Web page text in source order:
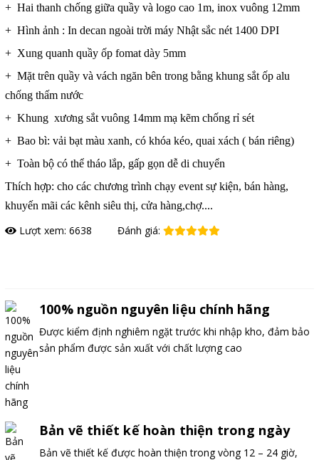
+ Hai thanh chống giữa quầy và logo cao 1m, inox vuông 12mm
+ Hình ảnh : In decan ngoài trời máy Nhật sắc nét 1400 DPI
+ Xung quanh quầy ốp fomat dày 5mm
+ Mặt trên quầy và vách ngăn bên trong bằng khung sắt ốp alu
chống thấm nước
+ Khung xương sắt vuông 14mm mạ kẽm chống rỉ sét
+ Bao bì: vải bạt màu xanh, có khóa kéo, quai xách ( bán riêng)
+ Toàn bộ có thể tháo lắp, gấp gọn dễ di chuyển
Thích hợp: cho các chương trình chạy event sự kiện, bán hàng,
khuyến mãi các kênh siêu thị, cửa hàng,chợ....
Lượt xem: 6638 Đánh giá:
100% nguồn nguyên liệu chính hãng
Được kiểm định nghiêm ngặt trước khi nhập kho, đảm bảo
sản phẩm được sản xuất với chất lượng cao
Bản vẽ thiết kế hoàn thiện trong ngày
Bản vẽ thiết kế được hoàn thiện trong vòng 12 – 24 giờ,